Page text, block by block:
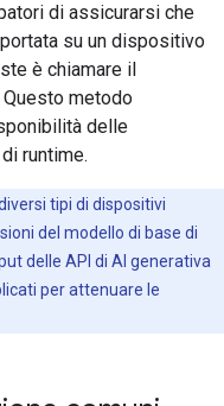
di assicurarsi che
su un dispositivo
è chiamare il
metodo
delle
runtime.
tipi di dispositivi
del modello di base di
delle API di AI generativa
per attenuare le